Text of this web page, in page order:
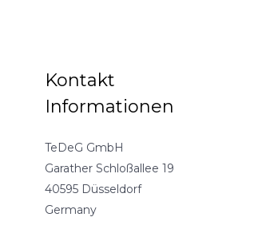
Kontakt
Informationen
TeDeG GmbH
Garather Schloßallee 19
40595 Düsseldorf
Germany